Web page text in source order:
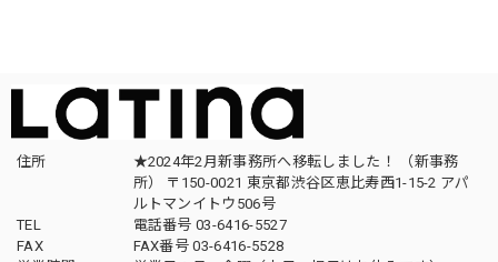
住所
★2024年2月新事務所へ移転しました！ （新事務
所） 〒150-0021 東京都渋谷区恵比寿西1-15-2 アパ
ルトマンイトウ506号
TEL
電話番号 03-6416-5527
FAX
FAX番号 03-6416-5528